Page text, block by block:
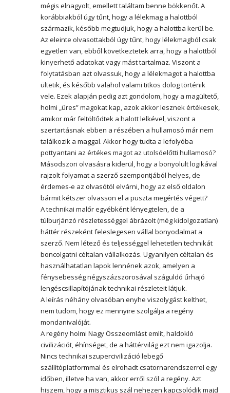
mégis elnagyolt, emellett találtam benne bökkenőt. A
korábbiakból úgy tűnt, hogy a lélekmag a halottból
származik, később megtudjuk, hogy a halottba kerül be.
Az eleinte olvasottakból úgy tűnt, hogy lélekmagból csak
egyetlen van, ebből következtetek arra, hogy a halottból
kinyerhető adatokat vagy mást tartalmaz. Viszont a
folytatásban azt olvassuk, hogy a lélekmagot a halottba
ültetik, és később valahol valami titkos dolog történik
vele. Ezek alapján pedig azt gondolom, hogy a magültető,
holmi „üres” magokat kap, azok akkor lesznek értékesek,
amikor már feltöltődtek a halott lelkével, viszont a
szertartásnak ebben a részében a hullamosó már nem
találkozik a maggal. Akkor hogy tudta a lefolyóba
pottyantani az értékes magot az utolsóelőtti hullamosó?
Másodszori olvasásra kiderül, hogy a bonyolult logikával
rajzolt folyamat a szerző szempontjából helyes, de
érdemes-e az olvasótól elvárni, hogy az első oldalon
bármit kétszer olvasson el a puszta megértés végett?
A technikai malőr egyébként lényegtelen, de a
túlburjánzó részletességgel ábrázolt (még kidolgozatlan)
háttér részeként feleslegesen vállal bonyodalmat a
szerző. Nem létező és teljességgel lehetetlen technikát
boncolgatni céltalan vállalkozás. Ugyanilyen céltalan és
használhatatlan lapok lennének azok, amelyen a
fénysebesség négyszázszorosával száguldó űrhajó
lengéscsillapítójának technikai részleteit látjuk.
A leírás néhány olvasóban enyhe viszolygást kelthet,
nem tudom, hogy ez mennyire szolgálja a regény
mondanivalóját.
A regény holmi Nagy Összeomlást említ, haldokló
civilizációt, éhínséget, de a háttérvilág ezt nem igazolja.
Nincs technikai szupercivilizáció lebegő
szállítóplatformmal és elrohadt csatornarendszerrel egy
időben, illetve ha van, akkor erről szól a regény. Azt
hiszem, hogy a misztikus szál nehezen kapcsolódik majd